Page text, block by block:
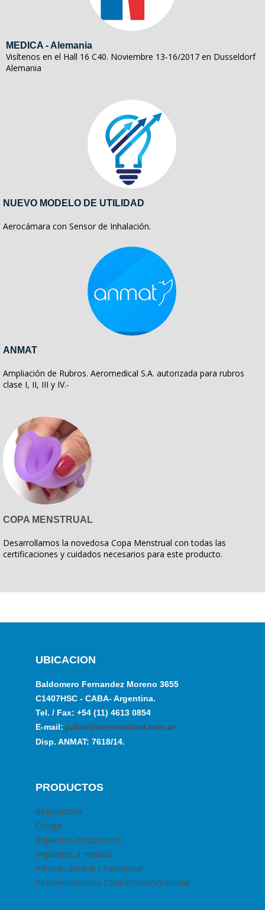
MEDICA - Alemania
Visítenos en el Hall 16 C40. Noviembre 13-16/2017 en Dusseldorf
Alemania
NUEVO MODELO DE UTILIDAD
Aerocámara con Sensor de Inhalación.
ANMAT
Ampliación de Rubros. Aeromedical S.A. autorizada para rubros
clase I, II, III y IV.-
COPA MENSTRUAL
Desarrollamos la novedosa Copa Menstrual con todas las
certificaciones y cuidados necesarios para este producto.
UBICACION
Baldomero Fernandez Moreno 3655
C1407HSC - CABA- Argentina.
Tel. / Fax: +54 (11) 4613 0854
E-mail: julian@aeromedical.com.ar
Disp. ANMAT: 7618/14.
PRODUCTOS
Respiratorio
Cirugia
Implantes ortopédicos
Implantes a medida
Infusión Enteral / Parenteral
Intervencionismo Cardio/Neuro/Vascular